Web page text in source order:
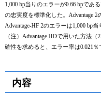
1,000 bp当りのエラーが0.66 bpである
の忠実度を標準化した。Advantage 2
Advantage-HF 2のエラーは1,000 bp当
（注）Advantage HDで用いた方法
確性を求めると、エラー率は0.021％
内容